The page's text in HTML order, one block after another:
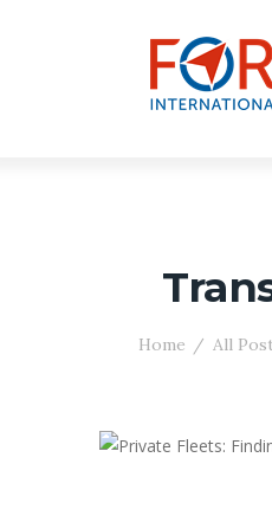
Home All